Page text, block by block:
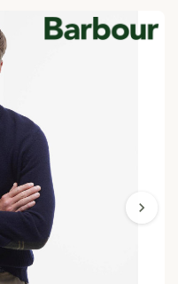
chevron_right